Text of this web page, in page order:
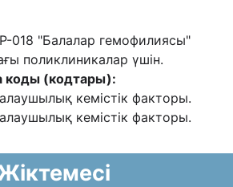
018 "Балалар гемофилиясы"
поликлиникалар үшін.
(кодтары):
кемістік факторы.
кемістік факторы.